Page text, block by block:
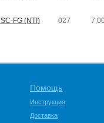
FG (NTI) 027
Помощь
Инструкция
Доставка